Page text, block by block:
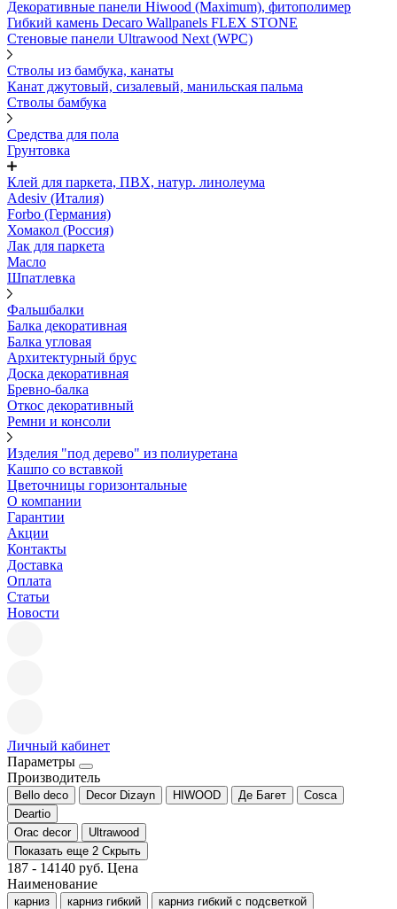
Декоративные панели Hiwood (Maximum), фитополимер
Гибкий камень Decaro Wallpanels FLEX STONE
Стеновые панели Ultrawood Next (WPC)
Стволы из бамбука, канаты
Канат джутовый, сизалевый, манильская пальма
Стволы бамбука
Средства для пола
Грунтовка
Клей для паркета, ПВХ, натур. линолеума
Adesiv (Италия)
Forbo (Германия)
Хомакол (Россия)
Лак для паркета
Масло
Шпатлевка
Фальшбалки
Балка декоративная
Балка угловая
Архитектурный брус
Доска декоративная
Бревно-балка
Откос декоративный
Ремни и консоли
Изделия "под дерево" из полиуретана
Кашпо со вставкой
Цветочницы горизонтальные
О компании
Гарантии
Акции
Контакты
Доставка
Оплата
Статьи
Новости
Личный кабинет
Параметры
Производитель
Bello deco Decor Dizayn HIWOOD Де Багет
Cosca
Deartio
Orac decor
Ultrawood
Показать еще 2 Скрыть
187 - 14140 руб. Цена
Наименование
карниз карниз гибкий
карниз гибкий с подсветкой